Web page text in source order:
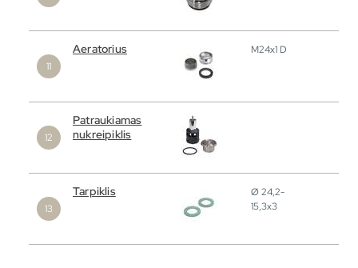
Aeratorius M24x1 D
Patraukiamas
nukreipiklis
Tarpiklis
Ø 24,2-
15,3x3